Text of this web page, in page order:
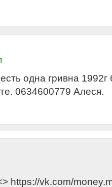
одна гривна
0634600779 Алеся.
https://vk.com/